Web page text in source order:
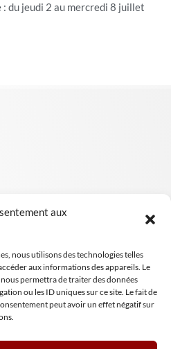
aux
nous utilisons des technologies telles
aux informations des appareils. Le
permettra de traiter des données
ou les ID uniques sur ce site. Le fait de
peut avoir un effet négatif sur
du jeudi 2 au mercredi 8 juillet